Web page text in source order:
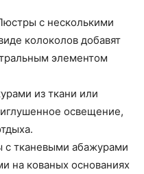
с несколькими
колоколов добавят
элементом
из ткани или
освещение,
тканевыми абажурами
на кованых основаниях